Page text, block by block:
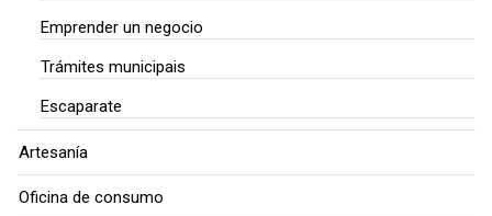
Emprender un negocio
Trámites municipais
Escaparate
Artesanía
Oficina de consumo